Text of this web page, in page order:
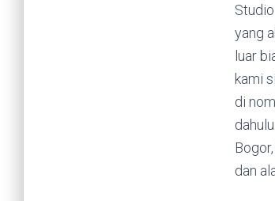
yang
luar
kami
di
dan